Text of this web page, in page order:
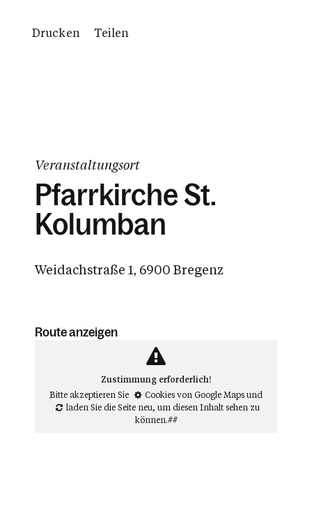
Drucken Teilen
Veranstaltungsort
Pfarrkirche St.
Kolumban
Weidachstraße 1, 6900 Bregenz
Route anzeigen
Zustimmung erforderlich!
Bitte akzeptieren Sie
Cookies von Google Mapsund
laden Sie die Seite neu, um diesen Inhalt sehen zu
können.##